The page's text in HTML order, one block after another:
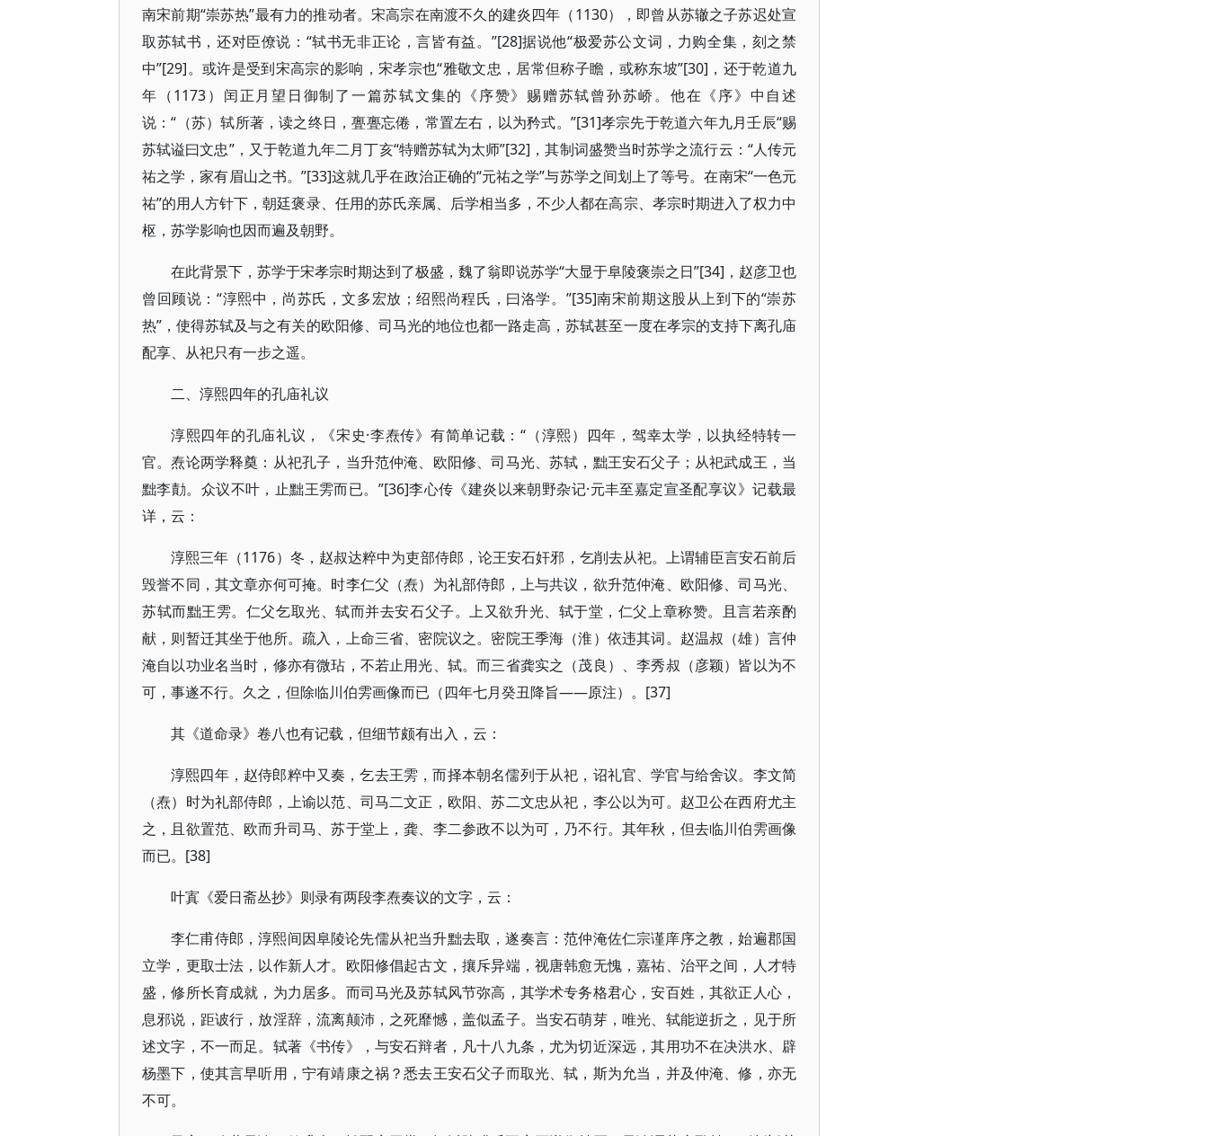
南宋前期“崇苏热”最有力的推动者。宋高宗在南渡不久的建炎四年（1130），即曾从苏辙之子苏迟处宣
取苏轼书，还对臣僚说：“轼书无非正论，言皆有益。”[28]据说他“极爱苏公文词，力购全集，刻之禁
中”[29]。或许是受到宋高宗的影响，宋孝宗也“雅敬文忠，居常但称子瞻，或称东坡”[30]，还于乾道九
年（1173）闰正月望日御制了一篇苏轼文集的《序赞》赐赠苏轼曾孙苏峤。他在《序》中自述
说：“（苏）轼所著，读之终日，亹亹忘倦，常置左右，以为矜式。”[31]孝宗先于乾道六年九月壬辰“赐
苏轼谥曰文忠”，又于乾道九年二月丁亥“特赠苏轼为太师”[32]，其制词盛赞当时苏学之流行云：“人传元
祐之学，家有眉山之书。”[33]这就几乎在政治正确的“元祐之学”与苏学之间划上了等号。在南宋“一色元
祐”的用人方针下，朝廷褒录、任用的苏氏亲属、后学相当多，不少人都在高宗、孝宗时期进入了权力中
枢，苏学影响也因而遍及朝野。
在此背景下，苏学于宋孝宗时期达到了极盛，魏了翁即说苏学“大显于阜陵褒崇之日”[34]，赵彦卫也
曾回顾说：“淳熙中，尚苏氏，文多宏放；绍熙尚程氏，曰洛学。”[35]南宋前期这股从上到下的“崇苏
热”，使得苏轼及与之有关的欧阳修、司马光的地位也都一路走高，苏轼甚至一度在孝宗的支持下离孔庙
配享、从祀只有一步之遥。
二、淳熙四年的孔庙礼议
淳熙四年的孔庙礼议，《宋史·李焘传》有简单记载：“（淳熙）四年，驾幸太学，以执经特转一
官。焘论两学释奠：从祀孔子，当升范仲淹、欧阳修、司马光、苏轼，黜王安石父子；从祀武成王，当
黜李勣。众议不叶，止黜王雱而已。”[36]李心传《建炎以来朝野杂记·元丰至嘉定宣圣配享议》记载最
详，云：
淳熙三年（1176）冬，赵叔达粹中为吏部侍郎，论王安石奸邪，乞削去从祀。上谓辅臣言安石前后
毁誉不同，其文章亦何可掩。时李仁父（焘）为礼部侍郎，上与共议，欲升范仲淹、欧阳修、司马光、
苏轼而黜王雱。仁父乞取光、轼而并去安石父子。上又欲升光、轼于堂，仁父上章称赞。且言若亲酌
献，则暂迁其坐于他所。疏入，上命三省、密院议之。密院王季海（淮）依违其词。赵温叔（雄）言仲
淹自以功业名当时，修亦有微玷，不若止用光、轼。而三省龚实之（茂良）、李秀叔（彦颖）皆以为不
可，事遂不行。久之，但除临川伯雱画像而已（四年七月癸丑降旨——原注）。[37]
其《道命录》卷八也有记载，但细节颇有出入，云：
淳熙四年，赵侍郎粹中又奏，乞去王雱，而择本朝名儒列于从祀，诏礼官、学官与给舍议。李文简
（焘）时为礼部侍郎，上谕以范、司马二文正，欧阳、苏二文忠从祀，李公以为可。赵卫公在西府尤主
之，且欲置范、欧而升司马、苏于堂上，龚、李二参政不以为可，乃不行。其年秋，但去临川伯雱画像
而已。[38]
叶寘《爱日斋丛抄》则录有两段李焘奏议的文字，云：
李仁甫侍郎，淳熙间因阜陵论先儒从祀当升黜去取，遂奏言：范仲淹佐仁宗谨庠序之教，始遍郡国
立学，更取士法，以作新人才。欧阳修倡起古文，攘斥异端，视唐韩愈无愧，嘉祐、治平之间，人才特
盛，修所长育成就，为力居多。而司马光及苏轼风节弥高，其学术专务格君心，安百姓，其欲正人心，
息邪说，距诐行，放淫辞，流离颠沛，之死靡憾，盖似孟子。当安石萌芽，唯光、轼能逆折之，见于所
述文字，不一而足。轼著《书传》，与安石辩者，凡十八九条，尤为切近深远，其用功不在决洪水、辟
杨墨下，使其言早听用，宁有靖康之祸？悉去王安石父子而取光、轼，斯为允当，并及仲淹、修，亦无
不可。